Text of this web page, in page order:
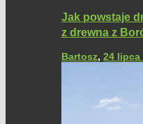
Jak powstaje
z drewna z
Bartosz, 24 lipca